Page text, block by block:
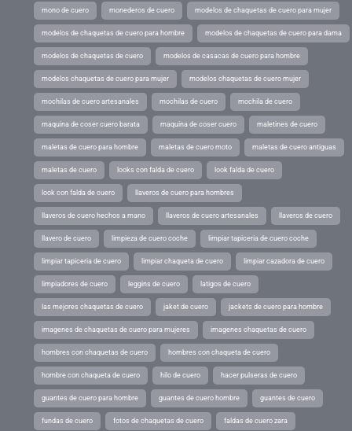
mono de cuero monederos de cuero modelos de chaquetas de cuero para mujer
modelos de chaquetas de cuero para hombre modelos de chaquetas de cuero para dama
modelos de chaquetas de cuero modelos de casacas de cuero para hombre
modelos chaquetas de cuero para mujer modelos chaquetas de cuero mujer
mochilas de cuero artesanales mochilas de cuero mochila de cuero
maquina de coser cuero barata maquina de coser cuero maletines de cuero
maletas de cuero para hombre maletas de cuero moto maletas de cuero antiguas
maletas de cuero looks con falda de cuero look falda de cuero
look con falda de cuero llaveros de cuero para hombres
llaveros de cuero hechos a mano llaveros de cuero artesanales llaveros de cuero
llavero de cuero limpieza de cuero coche limpiar tapiceria de cuero coche
limpiar tapiceria de cuero limpiar chaqueta de cuero limpiar cazadora de cuero
limpiadores de cuero leggins de cuero latigos de cuero
las mejores chaquetas de cuero jaket de cuero jackets de cuero para hombre
imagenes de chaquetas de cuero para mujeres imagenes chaquetas de cuero
hombres con chaquetas de cuero hombres con chaqueta de cuero
hombre con chaqueta de cuero hilo de cuero hacer pulseras de cuero
guantes de cuero para hombre guantes de cuero hombre guantes de cuero
fundas de cuero fotos de chaquetas de cuero faldas de cuero zara